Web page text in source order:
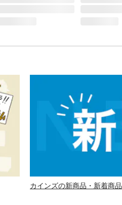
カインズの新商品・新着商品